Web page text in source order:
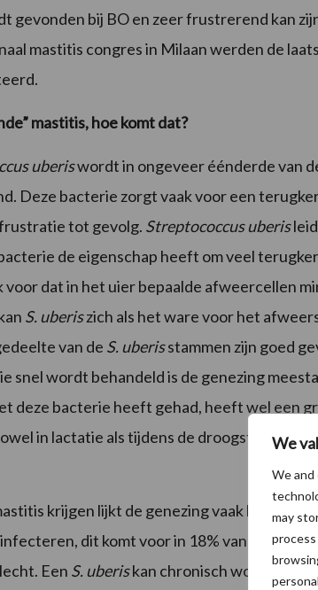
We
We and
may
gevonden bij BO en zeer frustrerend kan
mastitis congres in Milaan werden de
mastitis, hoe komt dat?
uberiswordt in ongeveer éénderde van
Deze bacterie zorgt vaak voor een
tot gevolg. Streptococcus uberis
de eigenschap heeft om veel
voor dat in het uier bepaalde afweercellen
S. uberiszich als het ware voor het
van de S. uberisstammen zijn goed
snel wordt behandeld is de genezing
deze bacterie heeft gehad, heeft wel een
in lactatie als tijdens de droogstand.
krijgen lijkt de genezing vaak heel
dit komt voor in 18% van de
Een S. uberiskan chronisch worden